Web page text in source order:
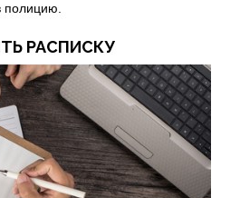
полицию.
РАСПИСКУ